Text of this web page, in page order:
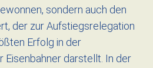
sondern auch den
der zur Aufstiegsrelegation
Erfolg in der
darstellt. In der